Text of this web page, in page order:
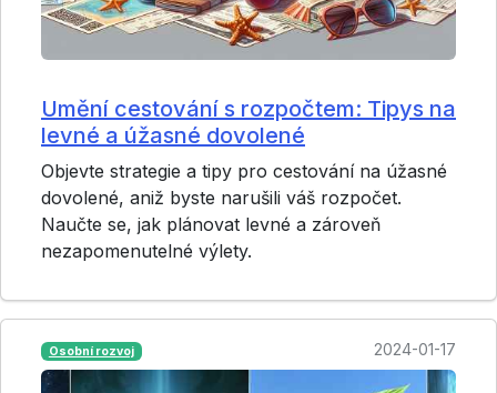
Umění cestování s rozpočtem: Tipys na
levné a úžasné dovolené
Objevte strategie a tipy pro cestování na úžasné
dovolené, aniž byste narušili váš rozpočet.
Naučte se, jak plánovat levné a zároveň
nezapomenutelné výlety.
Osobní rozvoj 2024-01-17